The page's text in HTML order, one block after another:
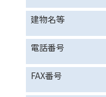
建物名等
電話番号
FAX番号